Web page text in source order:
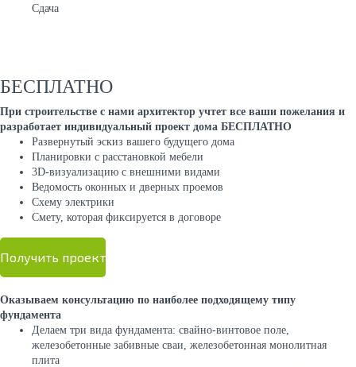
Сдача
БЕСПЛАТНО
При строительстве с нами архитектор учтет все ваши пожелания и
разработает индивидуальный проект дома БЕСПЛАТНО
Развернутый эскиз вашего будущего дома
Планировки с расстановкой мебели
3D-визуализацию с внешними видами
Ведомость оконных и дверных проемов
Cхему электрики
Cмету, которая фиксируется в договоре
Получить проект
Оказываем консультацию по наиболее подходящему типу
фундамента
Делаем три вида фундамента: свайно-винтовое поле,
железобетонные забивные сваи, железобетонная монолитная
плита